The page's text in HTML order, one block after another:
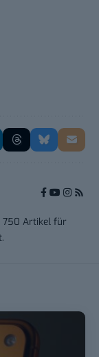
750 Artikel für